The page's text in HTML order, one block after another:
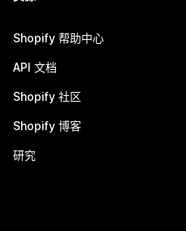
Shopify 帮助中心
API 文档
Shopify 社区
Shopify 博客
研究